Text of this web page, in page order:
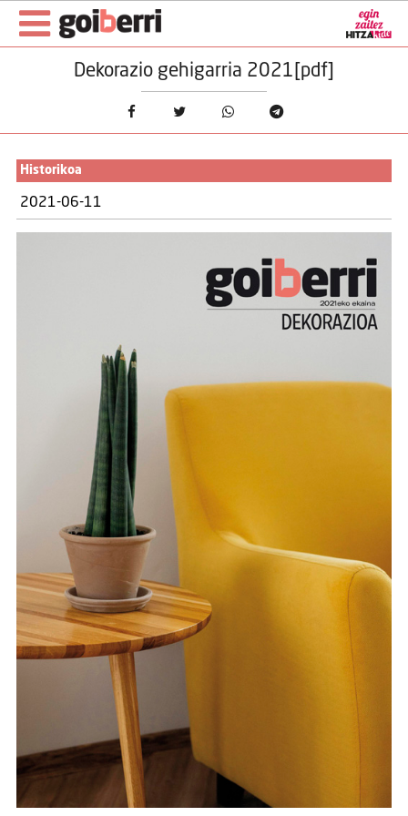
Dekorazio gehigarria 2021[pdf]
Historikoa
2021-06-11